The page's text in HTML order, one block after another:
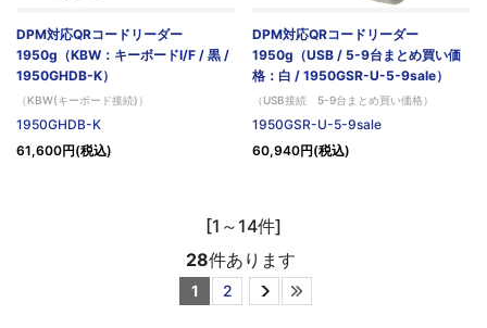
DPM対応QRコードリーダー
1950g（KBW：キーボードI/F / 黒 /
1950GHDB-K）
（KBW(キーボード接続)）
1950GHDB-K
61,600円(税込)
DPM対応QRコードリーダー
1950g（USB / 5-9台まとめ買い価
格：白 / 1950GSR-U-5-9sale）
（USB接続 5-9台まとめ買い価格）
1950GSR-U-5-9sale
60,940円(税込)
[1～14件]
28件あります
1 2